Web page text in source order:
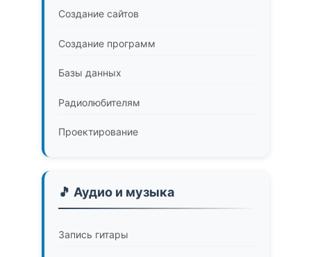
Создание сайтов
Создание программ
Базы данных
Радиолюбителям
Проектирование
🎵 Аудио и музыка
Запись гитары